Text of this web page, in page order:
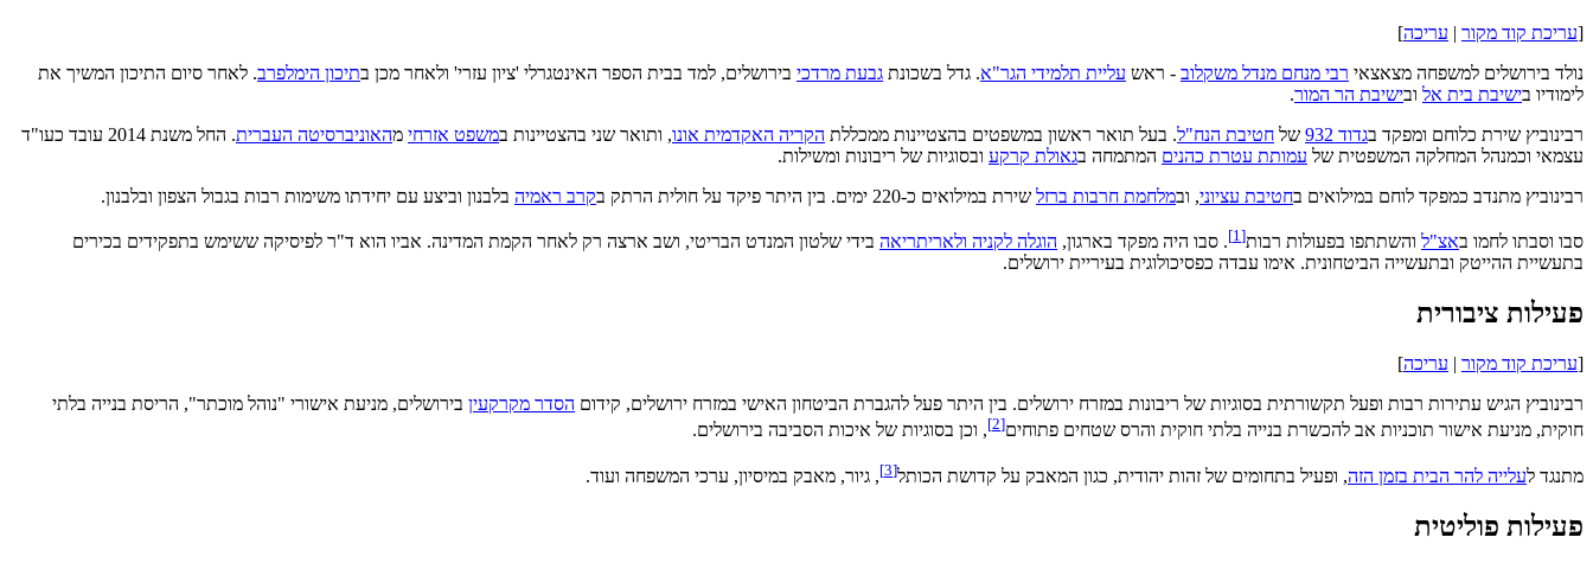
[עריכת קוד מקור | עריכה]
נולד בירושלים למשפחה מצאצאי רבי מנחם מנדל משקלוב - ראש עליית תלמידי הגר"א. גדל בשכונת גבעת מרדכי בירושלים, למד בבית הספר האינטגרלי 'ציון עזרי' ולאחר מכן בתיכון הימלפרב. לאחר סיום התיכון המשיך את
לימודיו בישיבת בית אל ובישיבת הר המור.
רבינוביץ שירת כלוחם ומפקד בגדוד 932 של חטיבת הנח"ל. בעל תואר ראשון במשפטים בהצטיינות ממכללת הקריה האקדמית אונו, ותואר שני בהצטיינות במשפט אזרחי מהאוניברסיטה העברית
. החל משנת 2014 עובד כעו"ד
עצמאי וכמנהל המחלקה המשפטית של עמותת עטרת כהנים המתמחה בגאולת קרקע ובסוגיות של ריבונות ומשילות.
רבינוביץ מתנדב כמפקד לוחם במילואים בחטיבת עציוני, ובמלחמת חרבות ברזל שירת במילואים כ-220 ימים. בין היתר פיקד על חולית הרתק ב קרב ראמיה בלבנון וביצע עם יחידתו משימות רבות בגבול הצפון ובלבנון.
סבו וסבתו לחמו באצ"ל והשתתפו בפעולות רבות[
1
]. סבו היה מפקד בארגון, הוגלה לקניה ולאריתריאה בידי שלטון המנדט הבריטי, ושב ארצה רק לאחר הקמת המדינה. אביו הוא ד"ר לפיסיקה ששימש בתפקידים בכירים
בתעשיית ההייטק ובתעשייה הביטחונית. אימו עבדה כפסיכולוגית בעיריית ירושלים.
פעילות ציבורית
[עריכת קוד מקור | עריכה]
רבינוביץ הגיש עתירות רבות ופעל תקשורתית בסוגיות של ריבונות במזרח ירושלים. בין היתר פעל להגברת הביטחון האישי במזרח ירושלים, קידום הסדר מקרקעין בירושלים, מניעת אישורי "נוהל מוכתר", הריסת בנייה בלתי
חוקית, מניעת אישור תוכניות אב להכשרת בנייה בלתי חוקית והרס שטחים פתוחים[
2
], וכן בסוגיות של איכות הסביבה בירושלים.
מתנגד לעלייה להר הבית בזמן הזה, ופעיל בתחומים של זהות יהודית, כגון המאבק על קדושת הכותל[
3
], גיור, מאבק במיסיון, ערכי המשפחה ועוד.
פעילות פוליטית